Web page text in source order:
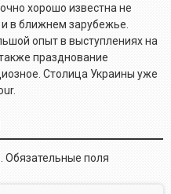
хорошо известна не
в ближнем зарубежье.
опыт в выступлениях на
празднование
Столица Украины уже
Обязательные поля